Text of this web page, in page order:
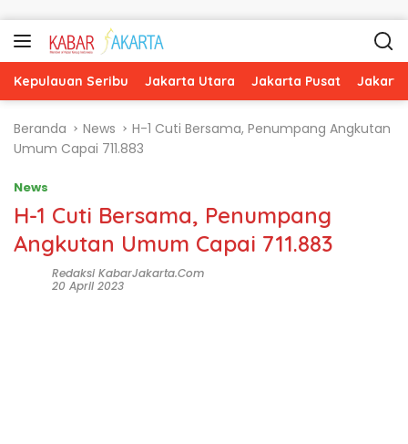
Kepulauan Seribu Jakarta Utara Jakarta Pusat
Beranda News
H-1 Cuti Bersama, Penumpang Angkutan
Umum Capai 711.883
News
H-1 Cuti Bersama, Penumpang
Angkutan Umum Capai 711.883
Redaksi KabarJakarta.com
20 April 2023